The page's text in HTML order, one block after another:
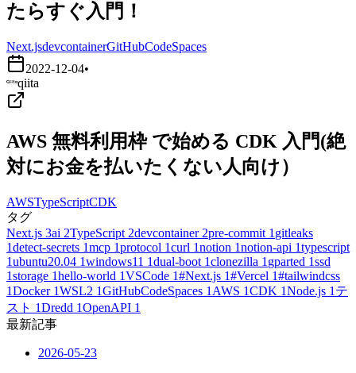
たらすぐ入門！
Next.jsdevcontainerGitHubCodeSpaces
2022-12-04•
qiita
AWS 無料利用枠 で始める CDK 入門(絶
対にお金を払いたくない人向け）
AWSTypeScriptCDK
タグ
Next.js 3ai 2TypeScript 2devcontainer 2pre-commit 1 gitleaks
1detect-secrets 1mcp 1protocol 1curl 1notion 1notion-api 1typescript
1ubuntu20.04 1windows11 1dual-boot 1clonezilla 1 gparted 1ssd
1storage 1hello-world 1VSCode 1#Next.js 1#Vercel 1#tailwindcss
1Docker 1WSL2 1GitHubCodeSpaces 1 AWS 1CDK 1Node.js 1 テ
スト 1Dredd 1OpenAPI 1
最新記事
2026-05-23